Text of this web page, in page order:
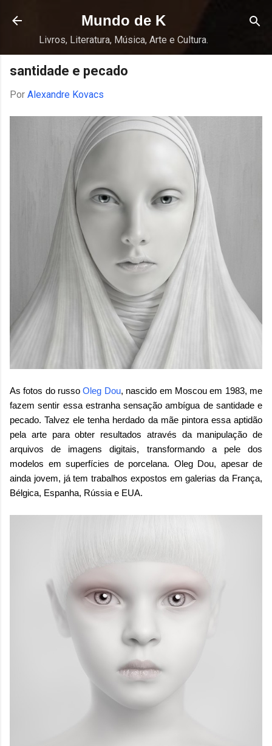
Pular para o conteúdo principal
Mundo de K
Livros, Literatura, Música, Arte e Cultura.
santidade e pecado
Por Alexandre Kovacs
As fotos do russoOleg Dou, nascido em Moscou em 1983, me
fazem sentir essa estranha sensação ambígua de santidade e
pecado. Talvez ele tenha herdado da mãe pintora essa aptidão
pela arte para obter resultados através da manipulação de
arquivos de imagens digitais, transformando a pele dos
modelos em superfícies de porcelana. Oleg Dou, apesar de
ainda jovem, já tem trabalhos expostos em galerias da França,
Bélgica, Espanha, Rússia e EUA.